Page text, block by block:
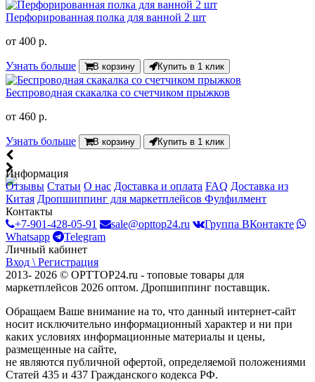
Перфорированная полка для ванной 2 шт
от 400 р.
Узнать больше В корзину Купить в 1 клик
Беспроводная скакалка со счетчиком прыжков
от 460 р.
Узнать больше В корзину Купить в 1 клик
Информация
Отзывы Статьи О нас Доставка и оплата FAQ Доставка из
Китая Дропшиппинг для маркетплейсов Фулфилмент
Контакты
+7-901-428-05-91
sale@opttop24.ru
Группа ВКонтакте
Whatsapp
Telegram
Личный кабинет
Вход \ Регистрация
2013- 2026 © OPTTOP24.ru - топовые товары для
маркетплейсов 2026 оптом. Дропшиппинг поставщик.
Обращаем Ваше внимание на то, что данный интернет-сайт
носит исключительно информационный характер и ни при
каких условиях информационные материалы и цены,
размещенные на сайте,
не являются публичной офертой, определяемой положениями
Статей 435 и 437 Гражданского кодекса РФ.